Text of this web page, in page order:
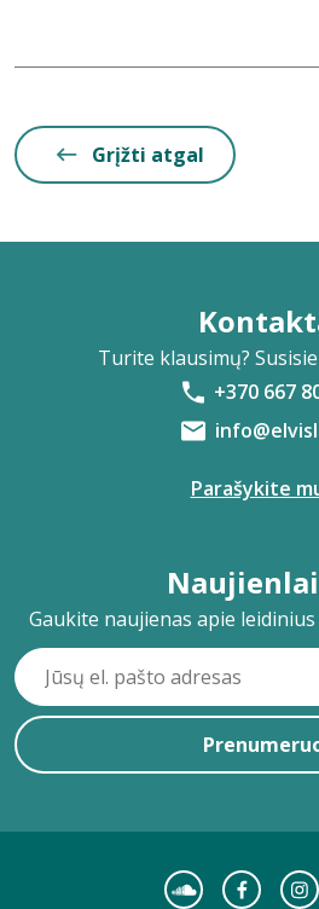
Grįžti atgal
Turite klausimų?
+370 667
Parašykite
Gaukite naujienas apie